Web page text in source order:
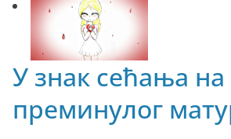
У знак сећања на
преминулог